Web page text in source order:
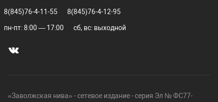
8(845)76-4-11-55 8(845)76-4-12-95
пн-пт: 8:00 — 17:00 сб, вс: выходной
«Заволжская нива» - сетевое издание - серия Эл № ФС77-